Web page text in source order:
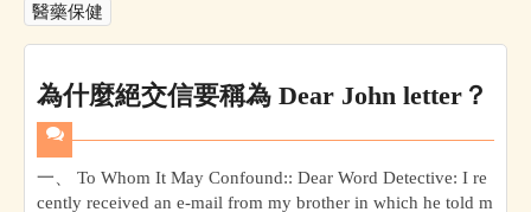
醫藥保健
為什麼絕交信要稱為 Dear John letter？
一、 To Whom It May Confound:: Dear Word Detective: I re
cently received an e-mail from my brother in which he told m